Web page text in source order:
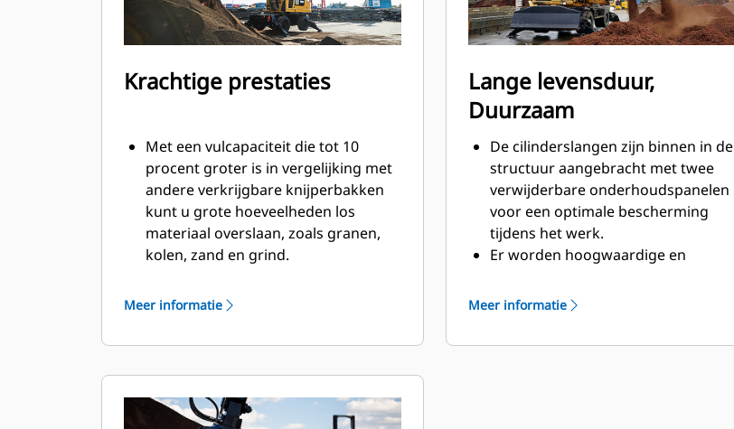
Krachtige prestaties
Met een vulcapaciteit die tot 10
procent groter is in vergelijking met
andere verkrijgbare knijperbakken
kunt u grote hoeveelheden los
materiaal overslaan, zoals granen,
kolen, zand en grind.
productieformaat met brede
De krachtige sluitkracht van de
uw cyclustijden te verkorten en aan
Meer informatie
Lange levensduur,
Duurzaam
De cilinderslangen zijn binnen in de
structuur aangebracht met twee
verwijderbare onderhoudspanelen
voor een optimale bescherming
tijdens het werk.
Er worden hoogwaardige en
name in de hulzen.
van stofafdichtingen en glijlagers
Meer informatie